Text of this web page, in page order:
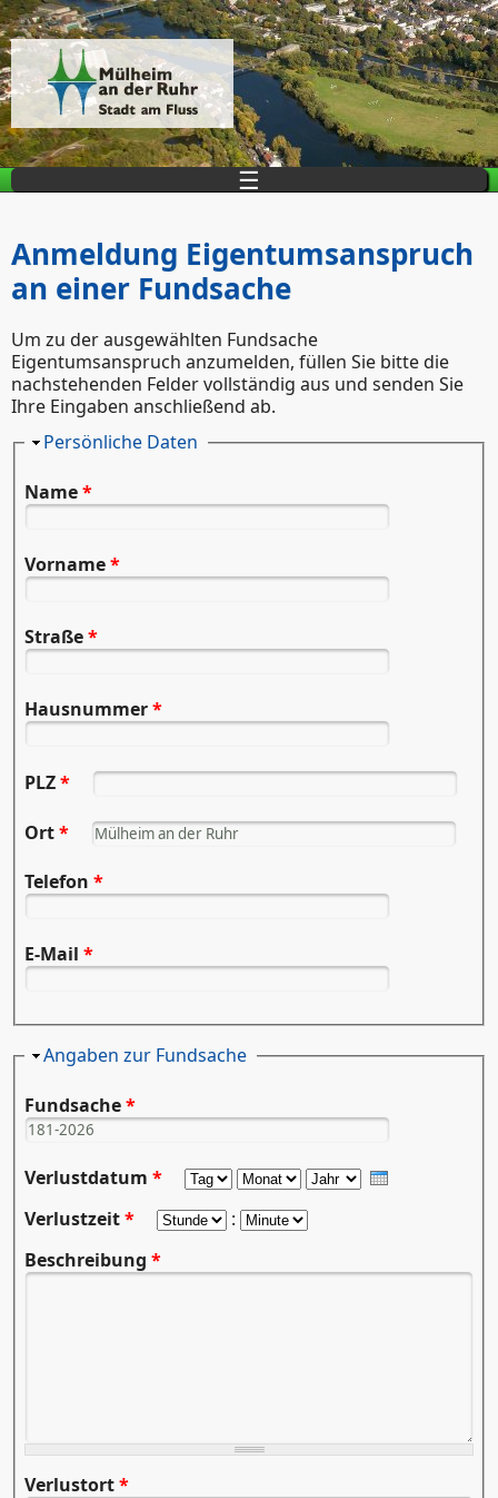
Direkt zum Inhalt
☰
Anmeldung Eigentumsanspruch
an einer Fundsache
Um zu der ausgewählten Fundsache
Eigentumsanspruch anzumelden, füllen Sie bitte die
nachstehenden Felder vollständig aus und senden Sie
Ihre Eingaben anschließend ab.
Ausblenden
Persönliche Daten
Name*
Vorname*
Straße*
Hausnummer*
PLZ*
Ort*
Telefon *
E-Mail *
Ausblenden
Angaben zur Fundsache
Fundsache*
Verlustdatum * Tag Monat Jahr
Verlustzeit* Stunde : Minute
Beschreibung *
Verlustort*